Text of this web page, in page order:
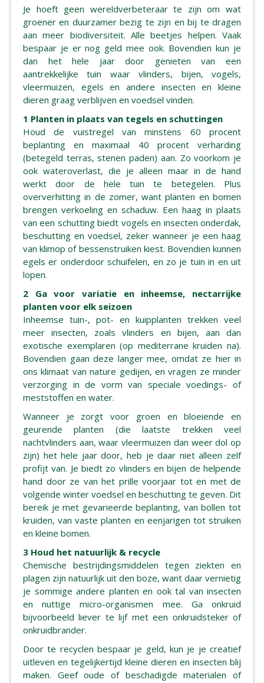
Je hoeft geen wereldverbeteraar te zijn om wat
groener en duurzamer bezig te zijn en bij te dragen
aan meer biodiversiteit. Alle beetjes helpen. Vaak
bespaar je er nog geld mee ook. Bovendien kun je
dan het hele jaar door genieten van een
aantrekkelijke tuin waar vlinders, bijen, vogels,
vleermuizen, egels en andere insecten en kleine
dieren graag verblijven en voedsel vinden.
1 Planten in plaats van tegels en schuttingen
Houd de vuistregel van minstens 60 procent
beplanting en maximaal 40 procent verharding
(betegeld terras, stenen paden) aan. Zo voorkom je
ook wateroverlast, die je alleen maar in de hand
werkt door de hele tuin te betegelen. Plus
oververhitting in de zomer, want planten en bomen
brengen verkoeling en schaduw. Een haag in plaats
van een schutting biedt vogels en insecten onderdak,
beschutting en voedsel, zeker wanneer je een haag
van klimop of bessenstruiken kiest. Bovendien kunnen
egels er onderdoor schuifelen, en zo je tuin in en uit
lopen.
2 Ga voor variatie en inheemse, nectarrijke
planten voor elk seizoen
Inheemse tuin-, pot- en kuipplanten trekken veel
meer insecten, zoals vlinders en bijen, aan dan
exotische exemplaren (op mediterrane kruiden na).
Bovendien gaan deze langer mee, omdat ze hier in
ons klimaat van nature gedijen, en vragen ze minder
verzorging in de vorm van speciale voedings- of
meststoffen en water.
Wanneer je zorgt voor groen en bloeiende en
geurende planten (die laatste trekken veel
nachtvlinders aan, waar vleermuizen dan weer dol op
zijn) het hele jaar door, heb je daar niet alleen zelf
profijt van. Je biedt zo vlinders en bijen de helpende
hand door ze van het prille voorjaar tot en met de
volgende winter voedsel en beschutting te geven. Dit
bereik je met gevarieerde beplanting, van bollen tot
kruiden, van vaste planten en eenjarigen tot struiken
en kleine bomen.
3 Houd het natuurlijk & recycle
Chemische bestrijdingsmiddelen tegen ziekten en
plagen zijn natuurlijk uit den boze, want daar vernietig
je sommige andere planten en ook tal van insecten
en nuttige micro-organismen mee. Ga onkruid
bijvoorbeeld liever te lijf met een onkruidsteker of
onkruidbrander.
Door te recyclen bespaar je geld, kun je je creatief
uitleven en tegelijkertijd kleine dieren en insecten blij
maken. Geef oude of beschadigde materialen of